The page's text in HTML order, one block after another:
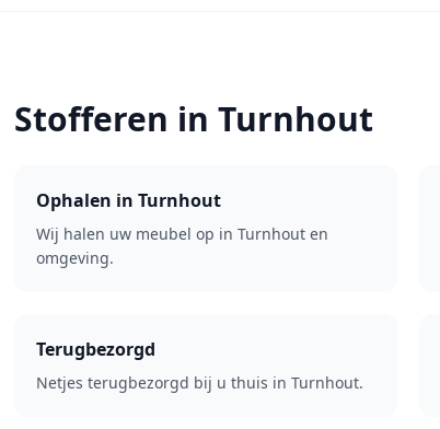
Stofferen in Turnhout
Ophalen in Turnhout
Wij halen uw meubel op in Turnhout en
omgeving.
Terugbezorgd
Netjes terugbezorgd bij u thuis in Turnhout.